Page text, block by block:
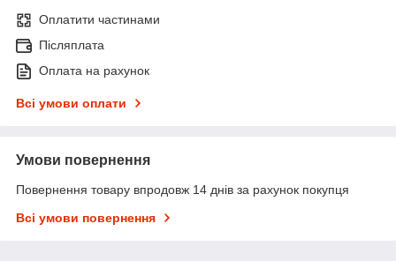
Оплатити частинами
Післяплата
Оплата на рахунок
Всі умови оплати
Умови повернення
Повернення товару впродовж 14 днів за рахунок покупця
Всі умови повернення